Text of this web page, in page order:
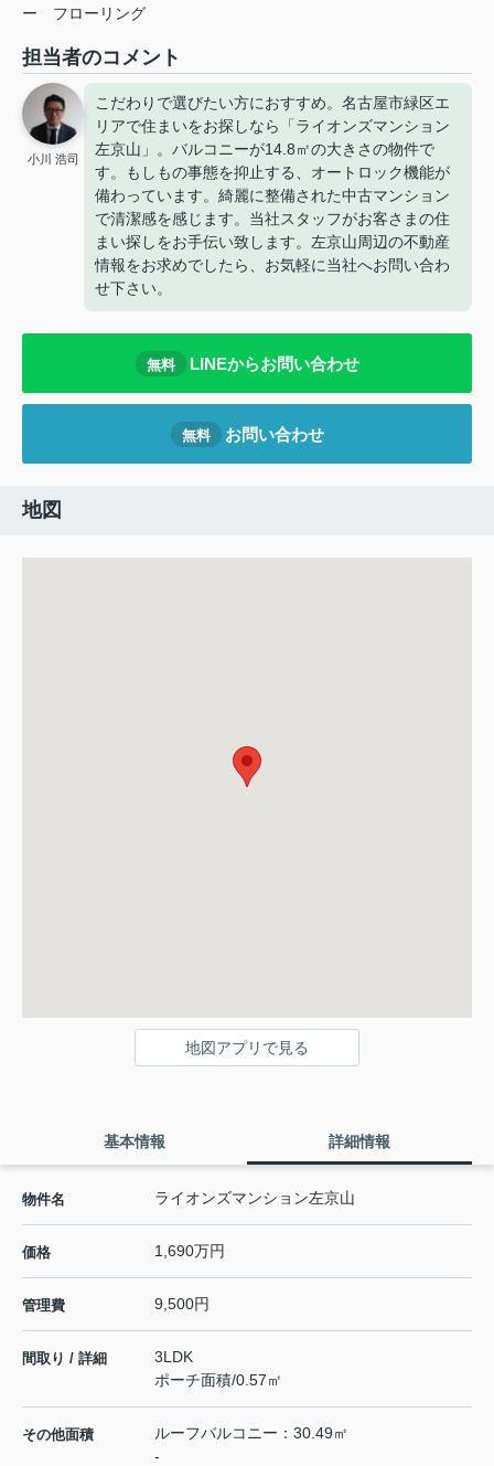
ー
フローリング
担当者のコメント
小川 浩司
こだわりで選びたい方におすすめ。名古屋市緑区エ
リアで住まいをお探しなら「ライオンズマンション
左京山」。バルコニーが14.8㎡の大きさの物件で
す。もしもの事態を抑止する、オートロック機能が
備わっています。綺麗に整備された中古マンション
で清潔感を感じます。当社スタッフがお客さまの住
まい探しをお手伝い致します。左京山周辺の不動産
情報をお求めでしたら、お気軽に当社へお問い合わ
せ下さい。
無料 LINEからお問い合わせ
無料 お問い合わせ
地図
地図アプリで見る
基本情報 詳細情報
物件名 ライオンズマンション左京山
価格 1,690万円
管理費 9,500円
間取り / 詳細
3LDK
ポーチ面積/0.57㎡
その他面積
ルーフバルコニー：30.49㎡
-